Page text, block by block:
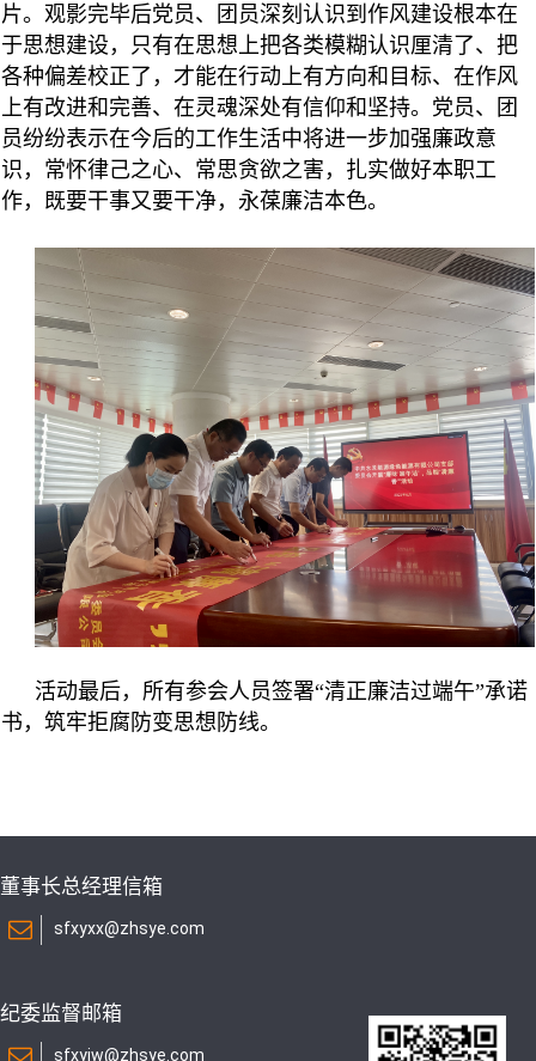
片。观影完毕后党员、团员深刻认识到作风建设根本在
于思想建设，只有在思想上把各类模糊认识厘清了、把
各种偏差校正了，才能在行动上有方向和目标、在作风
上有改进和完善、在灵魂深处有信仰和坚持。党员、团
员纷纷表示在今后的工作生活中将进一步加强廉政意
识，常怀律己之心、常思贪欲之害，扎实做好本职工
作，既要干事又要干净，永葆廉洁本色。
活动最后，所有参会人员签署“清正廉洁过端午”承诺
书，筑牢拒腐防变思想防线。
董事长总经理信箱
sfxyxx@zhsye.com
纪委监督邮箱
sfxyjw@zhsye.com